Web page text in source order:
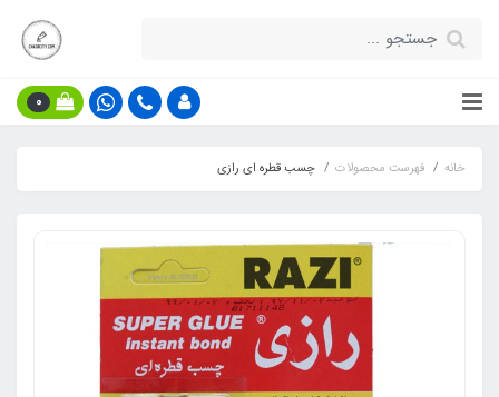
0
خانه فهرست محصولات چسب قطره ای رازی